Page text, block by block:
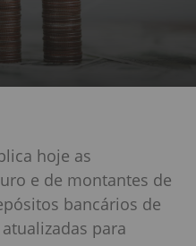
hoje as
e de montantes de
bancários de
para